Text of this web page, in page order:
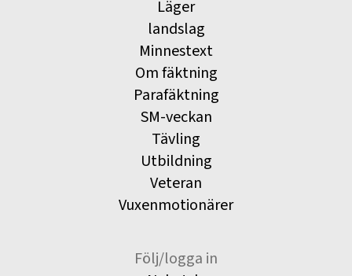
Läger
landslag
Minnestext
Om fäktning
Parafäktning
SM-veckan
Tävling
Utbildning
Veteran
Vuxenmotionärer
Följ/logga in